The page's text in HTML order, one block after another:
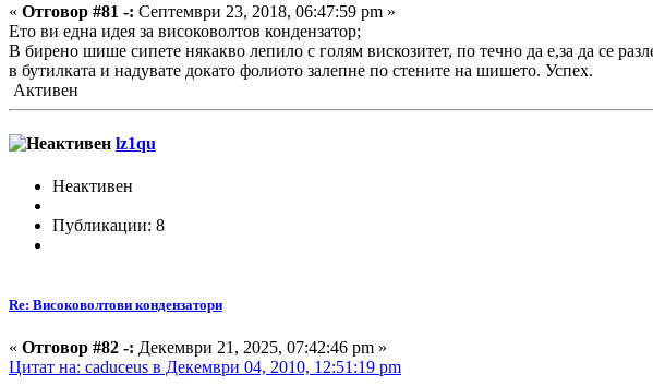
« Отговор #81 -: Септември 23, 2018, 06:47:59 pm »
Ето ви една идея за високоволтов кондензатор;
В бирено шише сипете някакво лепило с голям вискозитет, по течно да е,за да се
в бутилката и надувате докато фолиото залепне по стените на шишето. Успех.
Активен
lz1qu
Неактивен
Публикации: 8
Re: Високоволтови кондензатори
« Отговор #82 -: Декември 21, 2025, 07:42:46 pm »
Цитат на: caduceus в Декември 04, 2010, 12:51:19 pm